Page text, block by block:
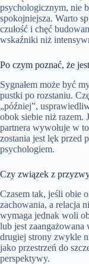
psychologicznym, nie
spokojniejsza. Warto
czułość i chęć
wskaźniki niż
Po czym poznać, że
Sygnałem może być
pustki po rozstaniu.
„później”,
obok siebie niż razem.
partnera wywołuje w
zostania jest lęk przed
psychologiem.
Czy związek z
Czasem tak, jeśli obie
zachowania, a relacja
wymaga jednak woli
lub jest zaangażowana
drugiej strony zwykle
jako przestrzeń do
perspektywy.